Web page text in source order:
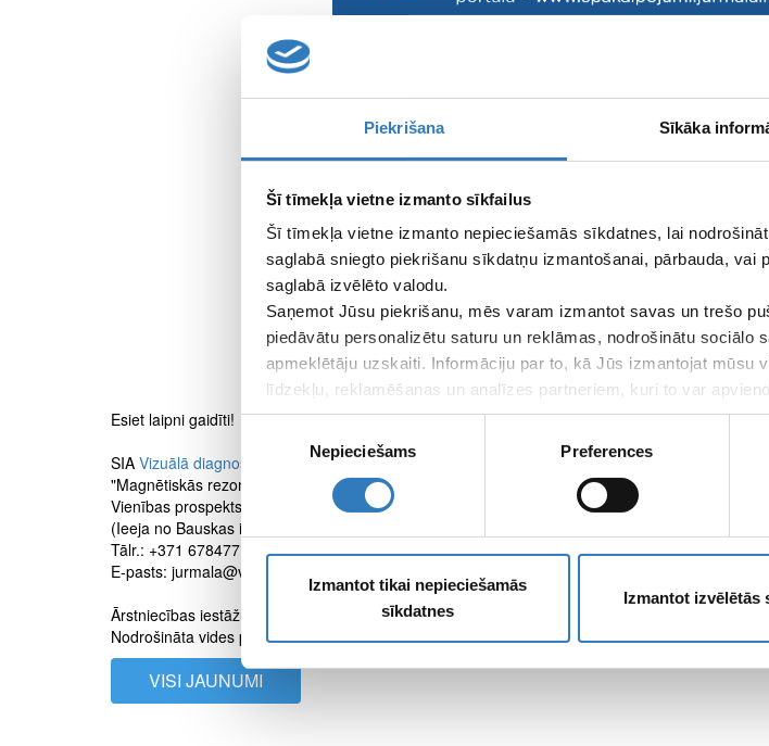
Piekrišana Sīkāka
Šī tīmekļa vietne izmanto sīkfailus
Šī tīmekļa vietne izmanto nepieciešamās sīkdatnes, lai
saglabā sniegto piekrišanu sīkdatņu izmantošanai, pārbauda,
saglabā izvēlēto valodu.
Saņemot Jūsu piekrišanu, mēs varam izmantot savas un trešo
piedāvātu personalizētu saturu un reklāmas, nodrošinātu
apmeklētāju uzskaiti. Informāciju par to, kā Jūs izmantojat mūsu
līdzekļu, reklamēšanas un analīzes partneriem, kuri to var
apkopo, kad lietojat viņu pakalpojumus.
Nepieciešams Preferences
Izmantot tikai nepieciešamās
sīkdatnes
Izmantot izvēlētās
Esiet laipni gaidīti!
SIA Vizuālā diagnostika
"Magnētiskās rezonanses centrs"
Vienības prospekts 19/21, Jūrmala
(Ieeja no Bauskas ielas puses)
Tālr.: +371 67847714, +371 27878838
E-pasts: jurmala@vc4.lv
Ārstniecības iestāžu reģistra kods: 6202-00058
Nodrošināta vides pieejamība personām ar funkcionāliem traucējumiem.
VISI JAUNUMI